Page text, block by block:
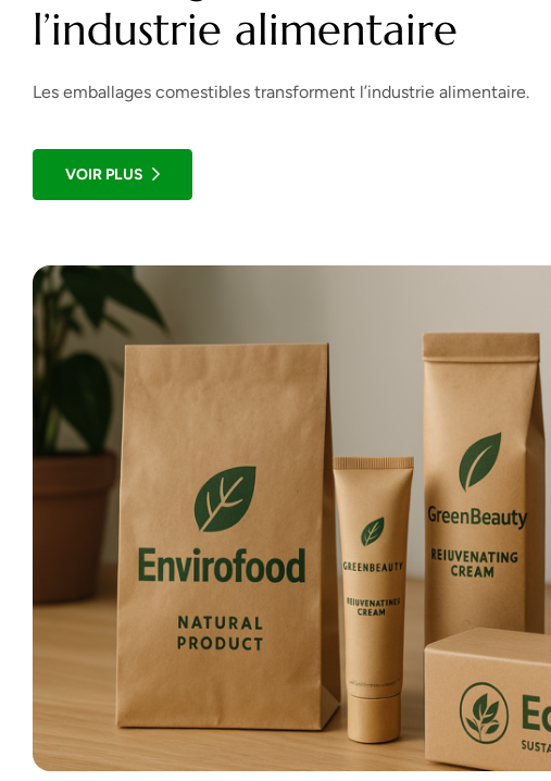
l’industrie alimentaire​
Les emballages comestibles transforment l’industrie alimentaire.
VOIR PLUS